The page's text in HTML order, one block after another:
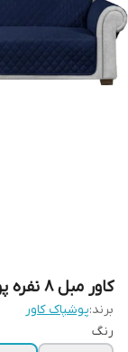
کاور مبل 8 نفره پوشپاک کاور مدل Fabric 8-190
برند:پوشپاک کاور
رنگ